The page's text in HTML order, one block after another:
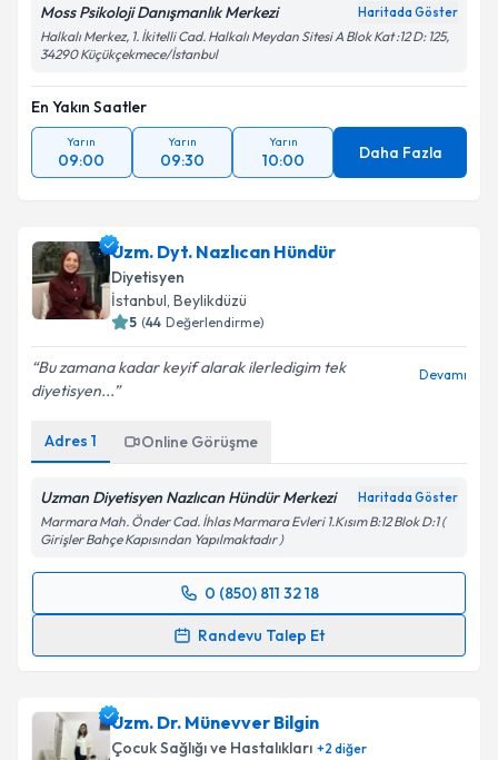
Moss Psikoloji Danışmanlık Merkezi Haritada Göster
Halkalı Merkez, 1. İkitelli Cad. Halkalı Meydan Sitesi A Blok Kat :12 D: 125,
34290 Küçükçekmece/İstanbul
En Yakın Saatler
Yarın
09:00
Yarın
09:30
Yarın
10:00 Daha Fazla
Uzm. Dyt. Nazlıcan Hündür
Diyetisyen
İstanbul, Beylikdüzü
5 (44 Değerlendirme)
Bu zamana kadar keyif alarak ilerledigim tek
diyetisyen...
Devamı
Adres 1 Online Görüşme
Uzman Diyetisyen Nazlıcan Hündür Merkezi Haritada Göster
Marmara Mah. Önder Cad. İhlas Marmara Evleri 1.Kısım B:12 Blok D:1 (
Girişler Bahçe Kapısından Yapılmaktadır )
0 (850) 811 32 18
Randevu Talep Et
Randevu Takvimi Talebi
için bir takvim hazırlandığında e-posta ile
bilgilendireceğiz.
Uzm. Dr. Münevver Bilgin
Çocuk Sağlığı ve Hastalıkları +2 diğer